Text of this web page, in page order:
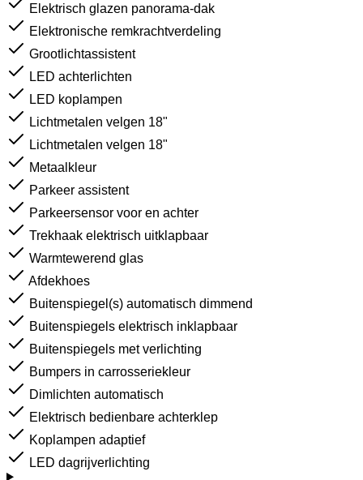
Elektrisch glazen panorama-dak
Elektronische remkrachtverdeling
Grootlichtassistent
LED achterlichten
LED koplampen
Lichtmetalen velgen 18"
Lichtmetalen velgen 18"
Metaalkleur
Parkeer assistent
Parkeersensor voor en achter
Trekhaak elektrisch uitklapbaar
Warmtewerend glas
Afdekhoes
Buitenspiegel(s) automatisch dimmend
Buitenspiegels elektrisch inklapbaar
Buitenspiegels met verlichting
Bumpers in carrosseriekleur
Dimlichten automatisch
Elektrisch bedienbare achterklep
Koplampen adaptief
LED dagrijverlichting